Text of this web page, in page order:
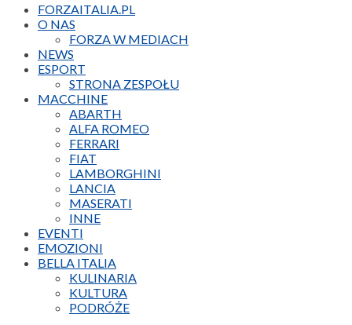
FORZAITALIA.PL
O NAS
FORZA W MEDIACH
NEWS
ESPORT
STRONA ZESPOŁU
MACCHINE
ABARTH
ALFA ROMEO
FERRARI
FIAT
LAMBORGHINI
LANCIA
MASERATI
INNE
EVENTI
EMOZIONI
BELLA ITALIA
KULINARIA
KULTURA
PODRÓŻE